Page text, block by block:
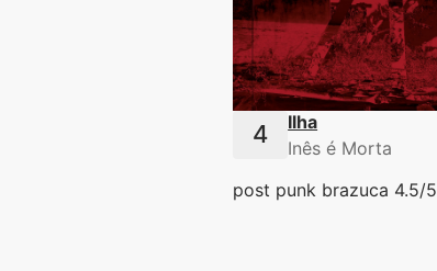
Ilha
Inês é Morta
post punk brazuca 4.5/5